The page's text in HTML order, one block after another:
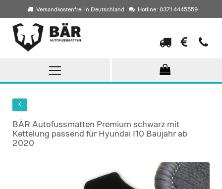
Versandkostenfrei in Deutschland Hotline: 0371 4445559
Direkt
zum
Inhalt
BÄR Autofussmatten Premium schwarz mit
Kettelung passend für Hyundai I10 Baujahr ab
2020